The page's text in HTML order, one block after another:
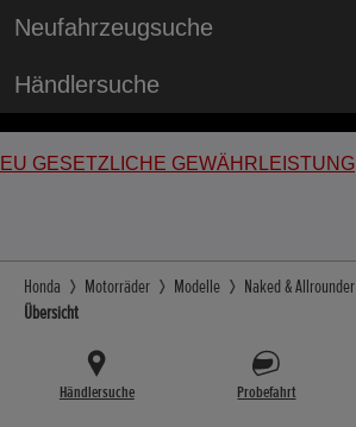
Neufahrzeugsuche
Händlersuche
EU GESETZLICHE GEWÄHRLEISTUNG
Honda Motorräder Modelle Naked & Allrounder
Übersicht
Händlersuche Probefahrt